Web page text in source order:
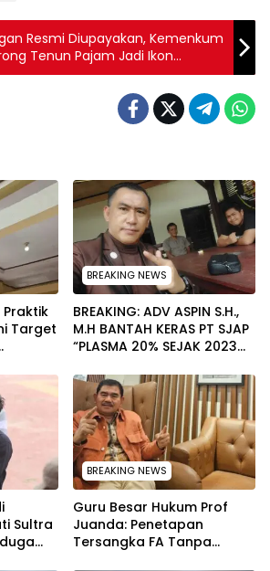
Resmi Diupayakan, Kemenkum
Tenun Pajam Jadi Ikon
Target
BREAKING NEWS
BREAKING: ADV ASPIN S.H.,
M.H BANTAH KERAS PT SJAP
“PLASMA 20% SEJAK 2023
WARGA WAWOONE!
Sultra
BREAKING NEWS
Guru Besar Hukum Prof
Juanda: Penetapan
Tersangka FA Tanpa